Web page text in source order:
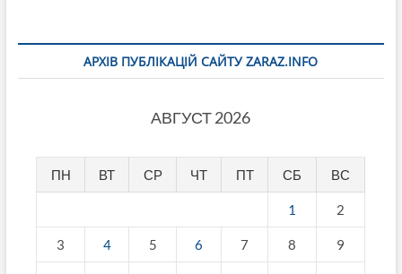
АРХІВ ПУБЛІКАЦІЙ САЙТУ ZARAZ.INFO
АВГУСТ 2026
ПН ВТ СР ЧТ ПТ СБ ВС
1 2
3 4 5 6 7 8 9